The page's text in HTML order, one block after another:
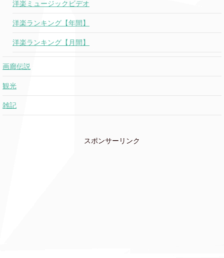
洋楽ミュージックビデオ
洋楽ランキング【年間】
洋楽ランキング【月間】
画廊伝説
観光
雑記
スポンサーリンク